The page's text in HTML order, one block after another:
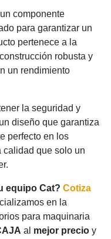
componente
para garantizar un
pertenece a la
robusta y
un rendimiento
la seguridad y
diseño que garantiza
perfecto en los
calidad que solo un
equipo Cat? Cotiza
en la
para maquinaria
al mejor precio y